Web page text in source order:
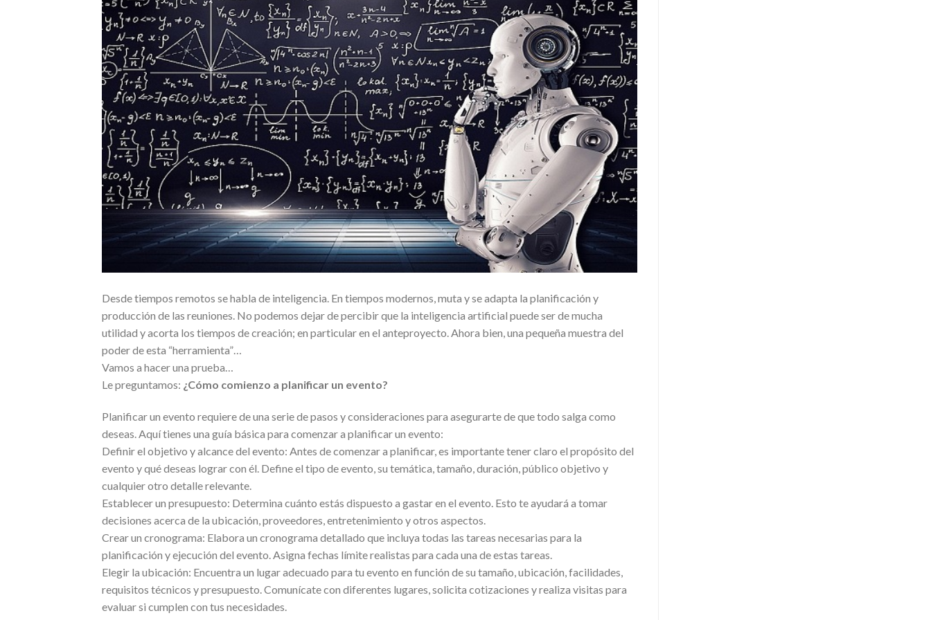
Desde tiempos remotos se habla de inteligencia. En tiempos modernos, muta y se adapta la planificación y
producción de las reuniones. No podemos dejar de percibir que la inteligencia artificial puede ser de mucha
utilidad y acorta los tiempos de creación; en particular en el anteproyecto. Ahora bien, una pequeña muestra del
poder de esta “herramienta”…
Vamos a hacer una prueba…
Le preguntamos: ¿Cómo comienzo a planificar un evento?
Planificar un evento requiere de una serie de pasos y consideraciones para asegurarte de que todo salga como
deseas. Aquí tienes una guía básica para comenzar a planificar un evento:
Definir el objetivo y alcance del evento: Antes de comenzar a planificar, es importante tener claro el propósito del
evento y qué deseas lograr con él. Define el tipo de evento, su temática, tamaño, duración, público objetivo y
cualquier otro detalle relevante.
Establecer un presupuesto: Determina cuánto estás dispuesto a gastar en el evento. Esto te ayudará a tomar
decisiones acerca de la ubicación, proveedores, entretenimiento y otros aspectos.
Crear un cronograma: Elabora un cronograma detallado que incluya todas las tareas necesarias para la
planificación y ejecución del evento. Asigna fechas límite realistas para cada una de estas tareas.
Elegir la ubicación: Encuentra un lugar adecuado para tu evento en función de su tamaño, ubicación, facilidades,
requisitos técnicos y presupuesto. Comunícate con diferentes lugares, solicita cotizaciones y realiza visitas para
evaluar si cumplen con tus necesidades.